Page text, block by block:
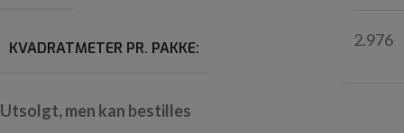
KVADRATMETER PR. PAKKE: 2.976
Utsolgt, men kan bestilles